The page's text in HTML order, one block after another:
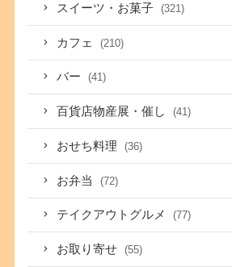
スイーツ・お菓子 (321)
カフェ (210)
バー (41)
百貨店物産展・催し (41)
おせち料理 (36)
お弁当 (72)
テイクアウトグルメ (77)
お取り寄せ (55)